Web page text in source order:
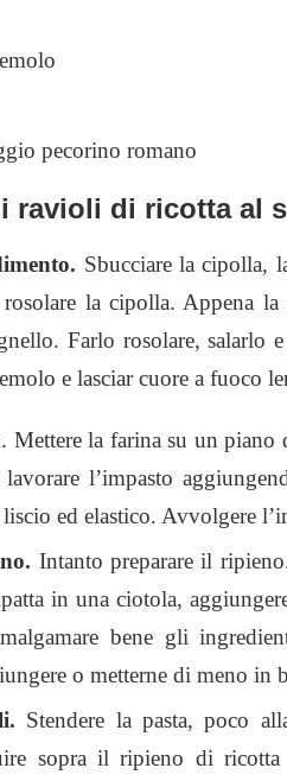
pecorino romano
ravioli di ricotta al
Sbucciare la cipolla,
la cipolla. Appena
Farlo rosolare, salarlo
e lasciar cuore a fuoco
. Mettere la farina su un piano
l’impasto
ed elastico. Avvolgere
Intanto preparare il
in una ciotola,
bene gli
o metterne di meno in
Stendere la pasta, poco
sopra il ripieno di